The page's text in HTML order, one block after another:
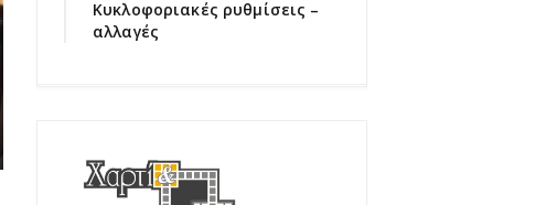
Κυκλοφοριακές ρυθμίσεις –
αλλαγές